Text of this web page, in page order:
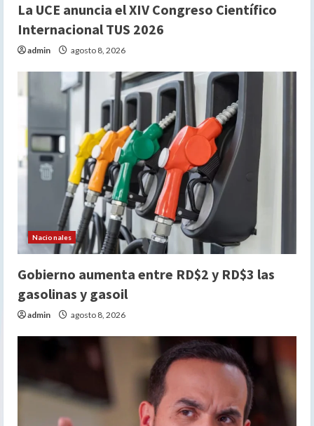
La UCE anuncia el XIV Congreso Científico
Internacional TUS 2026
admin agosto 8, 2026
Nacionales
Gobierno aumenta entre RD$2 y RD$3 las
gasolinas y gasoil
admin agosto 8, 2026